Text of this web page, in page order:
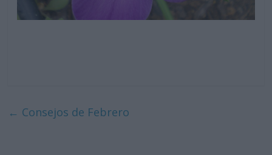
← Consejos de Febrero